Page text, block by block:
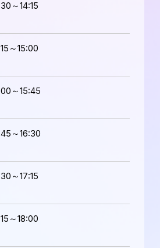
～14:15
～15:00
～15:45
～16:30
～17:15
～18:00